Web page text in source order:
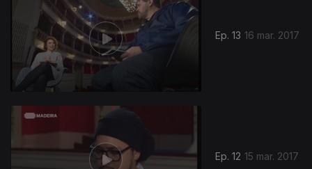
Ep. 13 16 mar. 2017
Ep. 12 15 mar. 2017